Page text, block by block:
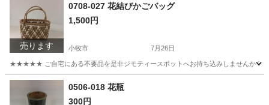
売ります
0708-027 花結びかごバッグ
1,500円
小牧市 7月26日
★★★★★ ご自宅にある不要品を是非ジモティースポットへお持ち込みしませんか？
愛知 小牧市 かご
0506-018 花瓶
300円